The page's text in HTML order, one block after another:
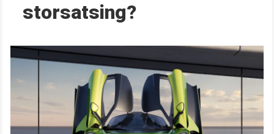
storsatsing?